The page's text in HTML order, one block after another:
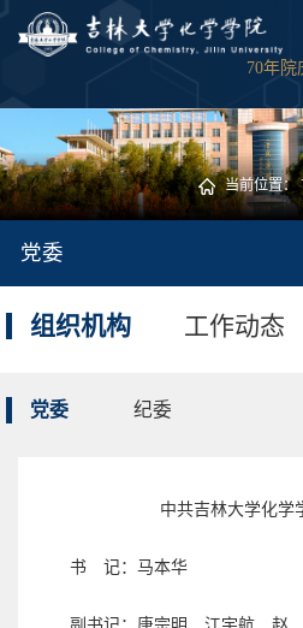
70年院
当前位置：
党委
组织机构
党委 纪委
工作动态
中共吉林大学化学
书 记：马本华